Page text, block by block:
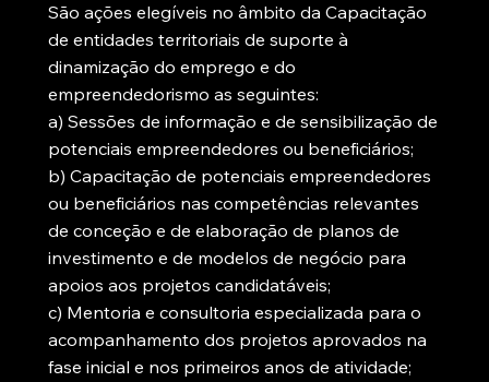
São ações elegíveis no âmbito da Capacitação
de entidades territoriais de suporte à
dinamização do emprego e do
empreendedorismo as seguintes:
a) Sessões de informação e de sensibilização de
potenciais empreendedores ou beneficiários;
b) Capacitação de potenciais empreendedores
ou beneficiários nas competências relevantes
de conceção e de elaboração de planos de
investimento e de modelos de negócio para
apoios aos projetos candidatáveis;
c) Mentoria e consultoria especializada para o
acompanhamento dos projetos aprovados na
fase inicial e nos primeiros anos de atividade;